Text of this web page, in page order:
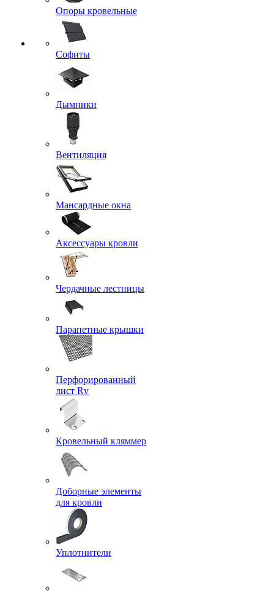
Опоры кровельные
Софиты
Дымники
Вентиляция
Мансардные окна
Аксессуары кровли
Чердачные лестницы
Парапетные крышки
Перфорированный
лист Rv
Кровельный кляммер
Доборные элементы
для кровли
Уплотнители